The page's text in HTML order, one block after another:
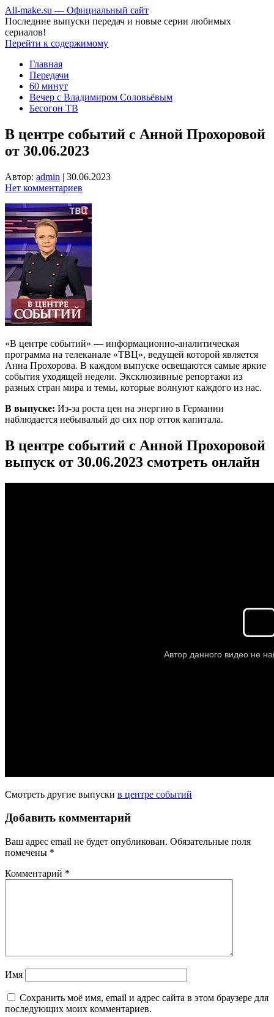
All-make.su — Официальный сайт
Последние выпуски передач и новые серии любимых
сериалов!
Перейти к содержимому
Главная
Передачи
60 минут
Вечер с Владимиром Соловьёвым
Бесогон ТВ
В центре событий с Анной Прохоровой
от 30.06.2023
Автор: admin | 30.06.2023
Нет комментариев
«В центре событий» — информационно-аналитическая
программа на телеканале «ТВЦ», ведущей которой является
Анна Прохорова. В каждом выпуске освещаются самые яркие
события уходящей недели. Эксклюзивные репортажи из
разных стран мира и темы, которые волнуют каждого из нас.
В выпуске: Из-за роста цен на энергию в Германии
наблюдается небывалый до сих пор отток капитала.
В центре событий с Анной Прохоровой
выпуск от 30.06.2023 смотреть онлайн
Смотреть другие выпуски в центре событий
Добавить комментарий
Ваш адрес email не будет опубликован. Обязательные поля
помечены *
Комментарий *
Имя
Сохранить моё имя, email и адрес сайта в этом браузере для
последующих моих комментариев.